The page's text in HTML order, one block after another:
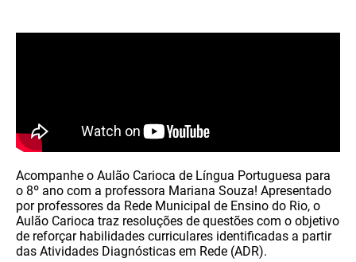
Acompanhe o Aulão Carioca de Língua Portuguesa para
o 8º ano com a professora Mariana Souza! Apresentado
por professores da Rede Municipal de Ensino do Rio, o
Aulão Carioca traz resoluções de questões com o objetivo
de reforçar habilidades curriculares identificadas a partir
das Atividades Diagnósticas em Rede (ADR).